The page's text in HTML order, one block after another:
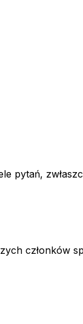
pytań,
członków